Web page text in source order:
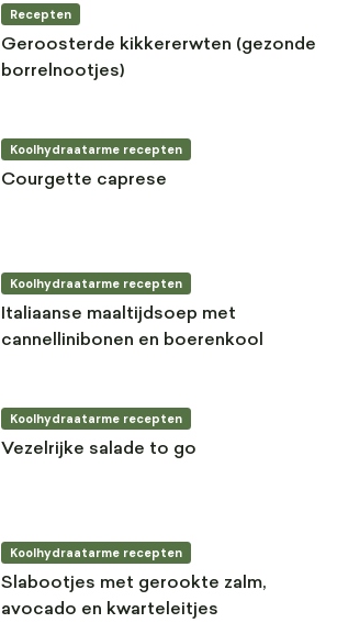
Recepten
Geroosterde kikkererwten (gezonde
borrelnootjes)
Koolhydraatarme recepten
Courgette caprese
Koolhydraatarme recepten
Italiaanse maaltijdsoep met
cannellinibonen en boerenkool
Koolhydraatarme recepten
Vezelrijke salade to go
Koolhydraatarme recepten
Slabootjes met gerookte zalm,
avocado en kwarteleitjes